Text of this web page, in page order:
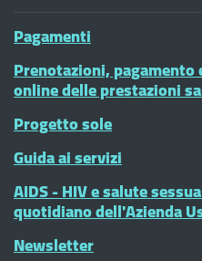
Pagamenti
Prenotazioni, pagamento
online delle prestazioni
Progetto sole
Guida ai servizi
AIDS - HIV e salute
quotidiano dell'Azienda
Newsletter